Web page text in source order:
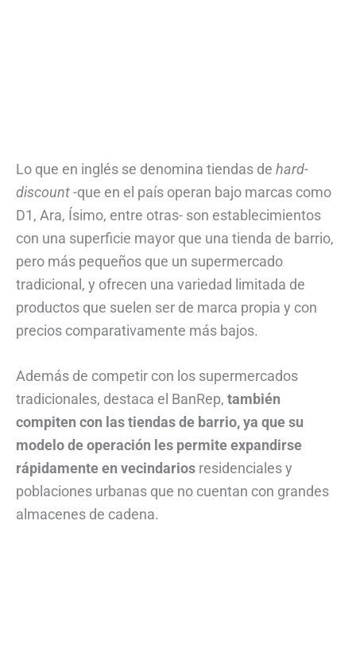
Lo que en inglés se denomina tiendas de hard-
discount-que en el país operan bajo marcas como
D1, Ara, Ísimo, entre otras- son establecimientos
con una superficie mayor que una tienda de barrio,
pero más pequeños que un supermercado
tradicional, y ofrecen una variedad limitada de
productos que suelen ser de marca propia y con
precios comparativamente más bajos.
Además de competir con los supermercados
tradicionales, destaca el BanRep, también
compiten con las tiendas de barrio, ya que su
modelo de operación les permite expandirse
rápidamente en vecindarios residenciales y
poblaciones urbanas que no cuentan con grandes
almacenes de cadena.